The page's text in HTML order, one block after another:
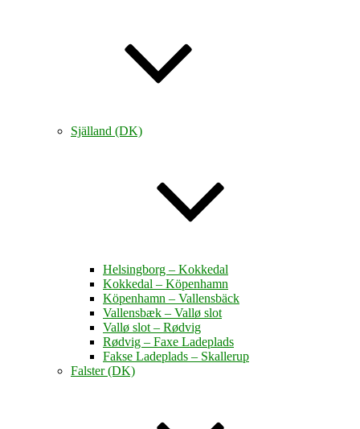
Själland (DK)
Helsingborg – Kokkedal
Kokkedal – Köpenhamn
Köpenhamn – Vallensbäck
Vallensbæk – Vallø slot
Vallø slot – Rødvig
Rødvig – Faxe Ladeplads
Fakse Ladeplads – Skallerup
Falster (DK)